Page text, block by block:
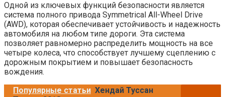
Одной из ключевых функций безопасности является
система полного привода Symmetrical All-Wheel Drive
(AWD), которая обеспечивает устойчивость и надежность
автомобиля на любом типе дороги. Эта система
позволяет равномерно распределить мощность на все
четыре колеса, что способствует лучшему сцеплению с
дорожным покрытием и повышает безопасность
вождения.
Популярные статьи Хендай Туссан